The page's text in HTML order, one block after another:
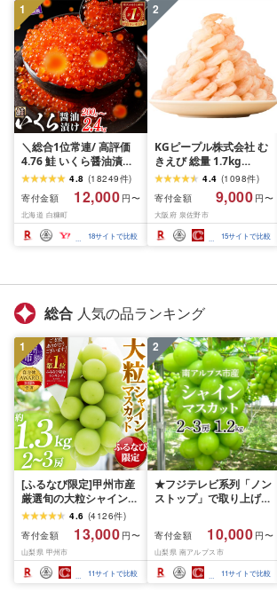
1
＼総合1位常連/ 高評価
4.76 鮭 いくら醤油漬け
ふるさと納税 いくら
200g / 400g / 800g /
1.6kg / 2.4kg 200g パッ
ク[選べる容量] 醤油漬け
海鮮 イクラ 小分け ふる
さと ランキング 人気 ギ
4.8 (18249件)
寄付金額
12,000 円〜
北海道 白糠町
18サイトで比較
2
KGピープル株式会社 む
きえび 総量 1.7kg
(850g×2P) 特大 5Lサイ
ズ バナメイエビ バラ凍
結 下処理不要 サイズ不
揃い 訳あり
4.4 (1098件)
寄付金額
9,000 円〜
大阪府 泉佐野市
15サイトで比較
総合 人気の品ランキング
1
[ふるなび限定]甲州市産
厳選旬の大粒シャインマ
スカット 約1.3kg 2〜3
房[2026年発送]
(MG)B12-472 FN-
Limited-VO シャインマ
スカット フルーツ
4.6 (4126件)
寄付金額
13,000 円〜
山梨県 甲州市
11サイトで比較
2
★フジテレビ系列「ノン
ストップ」で取り上げら
先行予約]南アルプス市
産シャインマスカット
1.2kg以上(2〜3房)ふる
さと納税 おすすめ 山梨
県 南アルプス市 送料無
寄付金額 10,000 円〜
山梨県 南アルプス市
11サイトで比較